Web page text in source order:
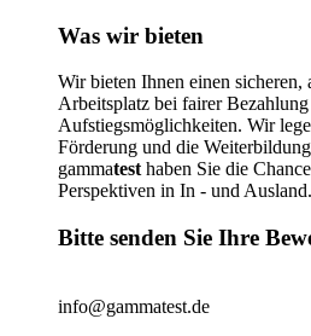
Was wir bieten
Wir bieten Ihnen einen sicheren,
Arbeitsplatz bei fairer
Aufstiegsmöglichkeiten. Wir
Förderung und die
gammatest haben Sie die
Perspektiven in In - und Ausland.
Bitte senden Sie Ihre
info@gammatest.de